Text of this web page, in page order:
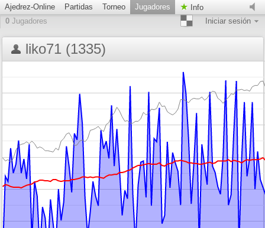
Ajedrez-Online Partidas Torneo Jugadores
Info
0 Jugadores Iniciar sesión
liko71 (1335)